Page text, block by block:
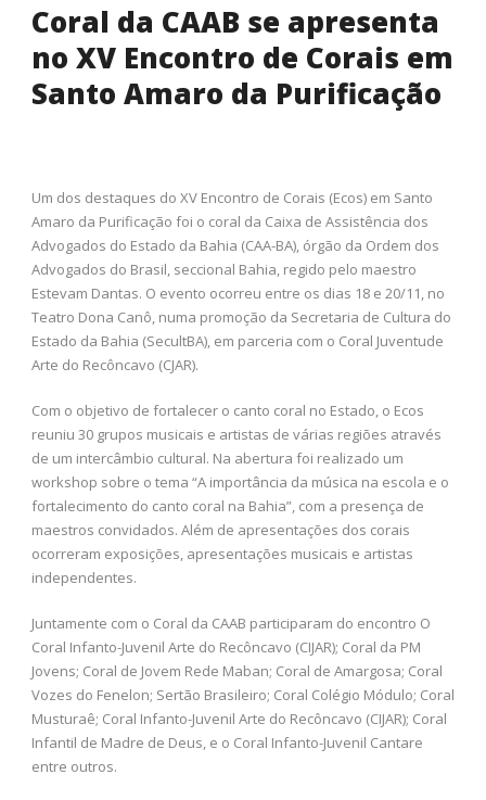
Coral da CAAB se apresenta
no XV Encontro de Corais em
Santo Amaro da Purificação
Um dos destaques do XV Encontro de Corais (Ecos) em Santo
Amaro da Purificação foi o coral da Caixa de Assistência dos
Advogados do Estado da Bahia (CAA-BA), órgão da Ordem dos
Advogados do Brasil, seccional Bahia, regido pelo maestro
Estevam Dantas. O evento ocorreu entre os dias 18 e 20/11, no
Teatro Dona Canô, numa promoção da Secretaria de Cultura do
Estado da Bahia (SecultBA), em parceria com o Coral Juventude
Arte do Recôncavo (CJAR).
Com o objetivo de fortalecer o canto coral no Estado, o Ecos
reuniu 30 grupos musicais e artistas de várias regiões através
de um intercâmbio cultural. Na abertura foi realizado um
workshop sobre o tema “A importância da música na escola e o
fortalecimento do canto coral na Bahia”, com a presença de
maestros convidados. Além de apresentações dos corais
ocorreram exposições, apresentações musicais e artistas
independentes.
Juntamente com o Coral da CAAB participaram do encontro O
Coral Infanto-Juvenil Arte do Recôncavo (CIJAR); Coral da PM
Jovens; Coral de Jovem Rede Maban; Coral de Amargosa; Coral
Vozes do Fenelon; Sertão Brasileiro; Coral Colégio Módulo; Coral
Musturaê; Coral Infanto-Juvenil Arte do Recôncavo (CIJAR); Coral
Infantil de Madre de Deus, e o Coral Infanto-Juvenil Cantare
entre outros.